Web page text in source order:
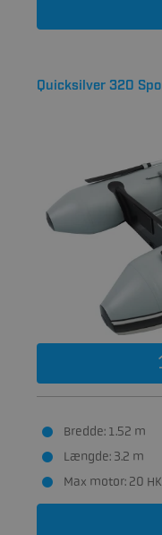
Quicksilver 320
Bredde: 1.52 m
Længde: 3.2 m
Max motor: 20 HK